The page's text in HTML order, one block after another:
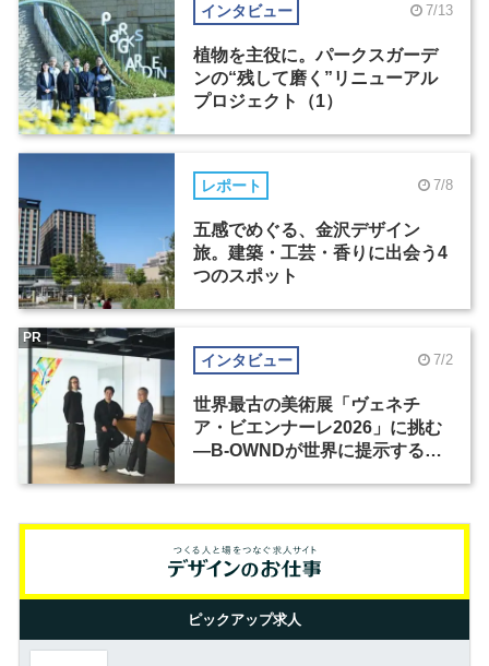
インタビュー 7/13
植物を主役に。パークスガーデ
ンの“残して磨く”リニューアル
プロジェクト（1）
レポート 7/8
五感でめぐる、金沢デザイン
旅。建築・工芸・香りに出会う4
つのスポット
インタビュー 7/2
世界最古の美術展「ヴェネチ
ア・ビエンナーレ2026」に挑む
―B-OWNDが世界に提示する美
PR
ピックアップ求人